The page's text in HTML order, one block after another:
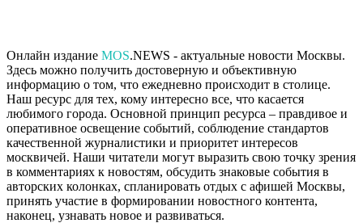
Онлайн издание MOS.NEWS - актуальные новости Москвы.
Здесь можно получить достоверную и объективную
информацию о том, что ежедневно происходит в столице.
Наш ресурс для тех, кому интересно все, что касается
любимого города. Основной принцип ресурса – правдивое и
оперативное освещение событий, соблюдение стандартов
качественной журналистики и приоритет интересов
москвичей. Наши читатели могут выразить свою точку зрения
в комментариях к новостям, обсудить знаковые события в
авторских колонках, спланировать отдых с афишей Москвы,
принять участие в формировании новостного контента,
наконец, узнавать новое и развиваться.